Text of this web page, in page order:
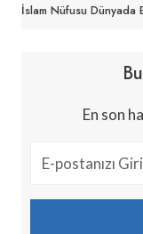
İslam Nüfusu Dünyada
En son